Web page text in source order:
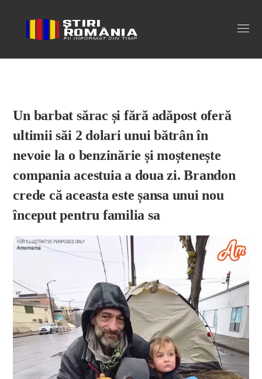
Stiri Romania
Un barbat sărac și fără adăpost oferă
ultimii săi 2 dolari unui bătrân în
nevoie la o benzinărie și moștenește
compania acestuia a doua zi. Brandon
crede că aceasta este șansa unui nou
început pentru familia sa